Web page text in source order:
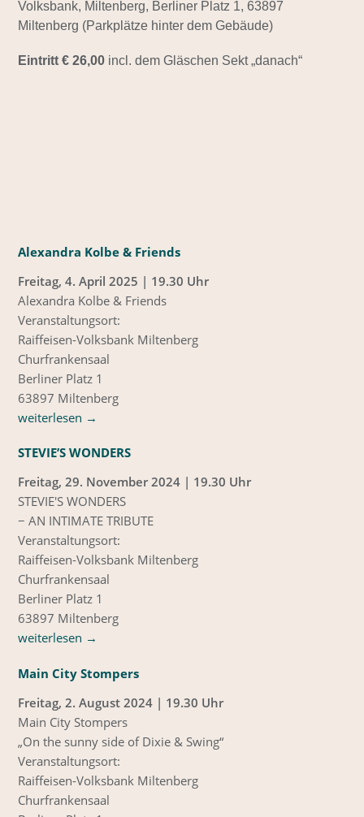
Volksbank, Miltenberg, Berliner Platz 1, 63897
Miltenberg (Parkplätze hinter dem Gebäude)
Eintritt € 26,00 incl. dem Gläschen Sekt „danach“
Alexandra Kolbe & Friends
Freitag, 4. April 2025 | 19.30 Uhr
Alexandra Kolbe & Friends
Veranstaltungsort:
Raiffeisen-Volksbank Miltenberg
Churfrankensaal
Berliner Platz 1
63897 Miltenberg
weiterlesen →
STEVIE’S WONDERS
Freitag, 29. November 2024 | 19.30 Uhr
STEVIE'S WONDERS
− AN INTIMATE TRIBUTE
Veranstaltungsort:
Raiffeisen-Volksbank Miltenberg
Churfrankensaal
Berliner Platz 1
63897 Miltenberg
weiterlesen →
Main City Stompers
Freitag, 2. August 2024 | 19.30 Uhr
Main City Stompers
„On the sunny side of Dixie & Swing“
Veranstaltungsort:
Raiffeisen-Volksbank Miltenberg
Churfrankensaal